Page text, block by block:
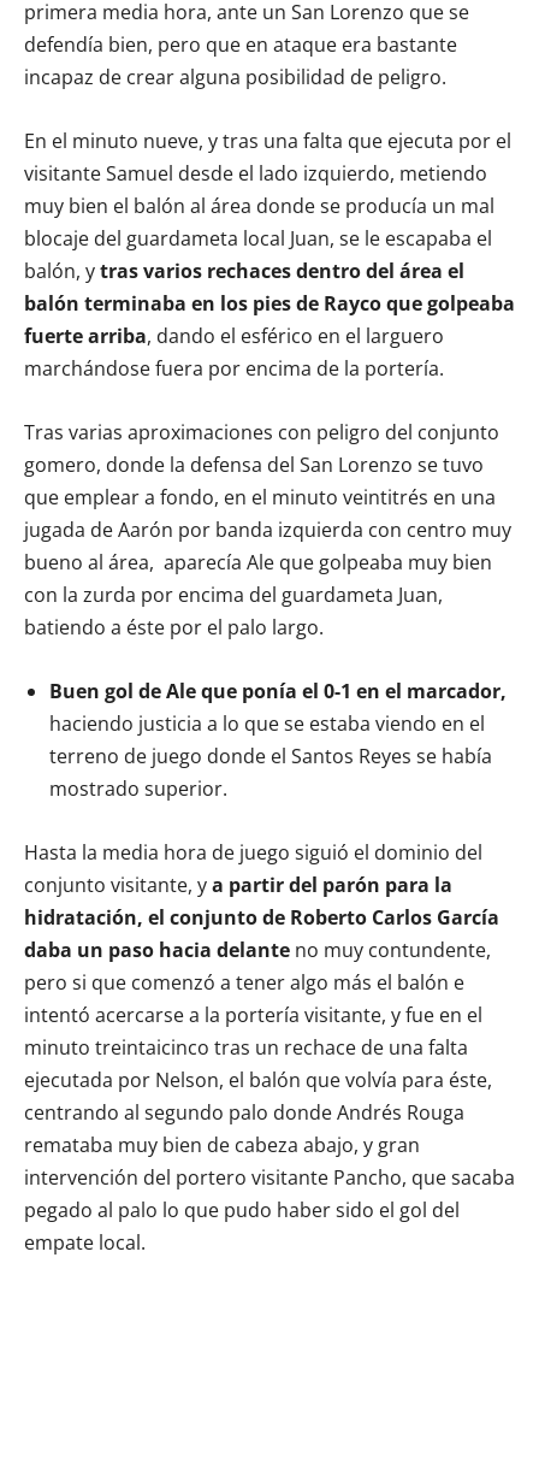
primera media hora, ante un San Lorenzo que se
defendía bien, pero que en ataque era bastante
incapaz de crear alguna posibilidad de peligro.
En el minuto nueve, y tras una falta que ejecuta por el
visitante Samuel desde el lado izquierdo, metiendo
muy bien el balón al área donde se producía un mal
blocaje del guardameta local Juan, se le escapaba el
balón, ytras varios rechaces dentro del área el
balón terminaba en los pies de Rayco que golpeaba
fuerte arriba, dando el esférico en el larguero
marchándose fuera por encima de la portería.
Tras varias aproximaciones con peligro del conjunto
gomero, donde la defensa del San Lorenzo se tuvo
que emplear a fondo, en el minuto veintitrés en una
jugada de Aarón por banda izquierda con centro muy
bueno al área, aparecía Ale que golpeaba muy bien
con la zurda por encima del guardameta Juan,
batiendo a éste por el palo largo.
Buen gol de Ale que ponía el 0-1 en el marcador,
haciendo justicia a lo que se estaba viendo en el
terreno de juego donde el Santos Reyes se había
mostrado superior.
Hasta la media hora de juego siguió el dominio del
conjunto visitante, ya partir del parón para la
hidratación, el conjunto de Roberto Carlos García
daba un paso hacia delante no muy contundente,
pero si que comenzó a tener algo más el balón e
intentó acercarse a la portería visitante, y fue en el
minuto treintaicinco tras un rechace de una falta
ejecutada por Nelson, el balón que volvía para éste,
centrando al segundo palo donde Andrés Rouga
remataba muy bien de cabeza abajo, y gran
intervención del portero visitante Pancho, que sacaba
pegado al palo lo que pudo haber sido el gol del
empate local.